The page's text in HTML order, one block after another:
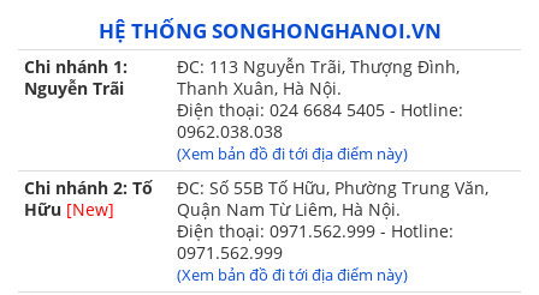
Tính năng của màn chụp Olympia Mina 2
cửa đỉnh vuông
Có khung màn được thiết kế bằng dây thép đặc biệt
có độ cacbon cao, giúp dây thép vừa cứng lại có độ
đàn hồi cao, tự định hình làm cho màn tự bung khi
mở, uốn tròn khi xếp.
Khung thép sơn tĩnh điện có độ bền chắc cao,
không lo han gỉ hoặc giòn gãy suốt thời gian sử
HỆ THỐNG SONGHONGHANOI.VN
Chi nhánh 1:
Nguyễn Trãi
ĐC: 113 Nguyễn Trãi, Thượng Đình,
Thanh Xuân, Hà Nội.
Điện thoại: 024 6684 5405 - Hotline:
0962.038.038
(Xem bản đồ đi tới địa điểm này)
Chi nhánh 2: Tố
Hữu [New]
ĐC: Số 55B Tố Hữu, Phường Trung Văn,
Quận Nam Từ Liêm, Hà Nội.
Điện thoại: 0971.562.999 - Hotline:
0971.562.999
(Xem bản đồ đi tới địa điểm này)